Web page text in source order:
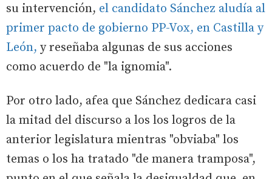
su intervención, el candidato Sánchez aludía al
primer pacto de gobierno PP-Vox, en Castilla y
León, y reseñaba algunas de sus acciones
como acuerdo de "la ignomia".
Por otro lado, afea que Sánchez dedicara casi
la mitad del discurso a los los logros de la
anterior legislatura mientras "obviaba" los
temas o los ha tratado "de manera tramposa",